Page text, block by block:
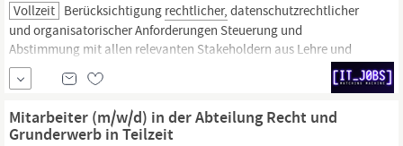
Vollzeit Berücksichtigung rechtlicher, datenschutzrechtlicher
und organisatorischer Anforderungen Steuerung und
Abstimmung mit allen relevanten Stakeholdern aus Lehre und
Verwaltung Gesamtverantwortung für die technische Umsetzung
von Prüfungen in PC-Pools, mit universitären Prüfungsgeräten
sowie im BYOD-Szenario Aufbau, Betrieb und Weiterentwicklung
einer...
Mitarbeiter (m/w/d) in der Abteilung Recht und
Grunderwerb in Teilzeit